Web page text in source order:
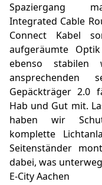
Spaziergang
Integrated Cable
Connect Kabel
aufgeräumte
ebenso stabilen
ansprechenden
Gepäckträger 2.0
Hab und Gut mit.
haben wir
komplette
Seitenständer
dabei, was
E-City Aachen